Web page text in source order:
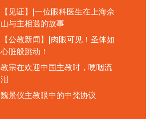
【见证】|一位眼科医生在上海佘
山与主相遇的故事
【公教新闻】|肉眼可见！圣体如
心脏般跳动！
教宗在欢迎中国主教时，哽咽流
泪
魏景仪主教眼中的中梵协议